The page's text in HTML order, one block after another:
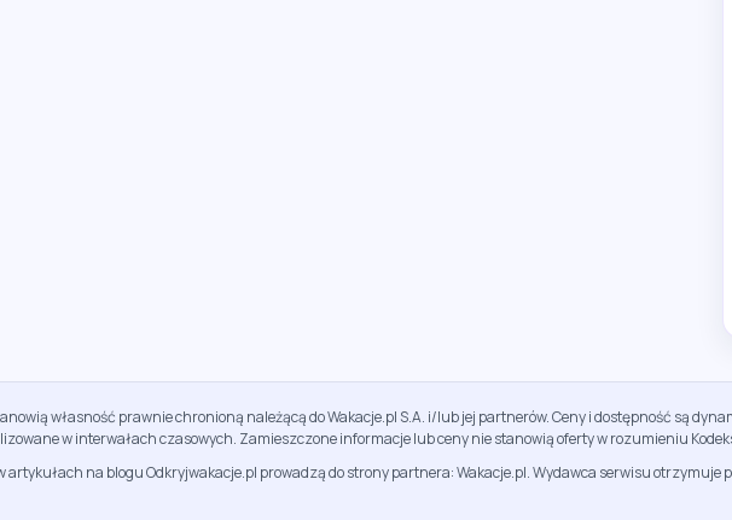
własność prawnie chronioną należącą do Wakacje.pl S.A. i/lub jej partnerów. Ceny i dostępność są
w interwałach czasowych. Zamieszczone informacje lub ceny nie stanowią oferty w rozumieniu
artykułach na blogu Odkryjwakacje.pl prowadzą do strony partnera: Wakacje.pl. Wydawca serwisu